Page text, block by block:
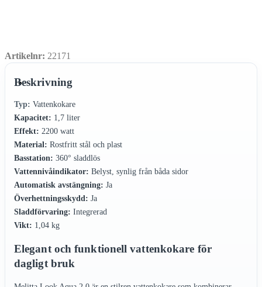
Artikelnr: 22171
Beskrivning
Typ: Vattenkokare
Kapacitet: 1,7 liter
Effekt: 2200 watt
Material: Rostfritt stål och plast
Basstation: 360° sladdlös
Vattennivåindikator: Belyst, synlig från båda sidor
Automatisk avstängning: Ja
Överhettningsskydd: Ja
Sladdförvaring: Integrerad
Vikt: 1,04 kg
Elegant och funktionell vattenkokare för
dagligt bruk